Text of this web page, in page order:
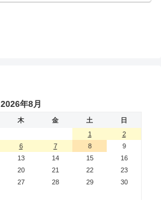
2026年8月
木 金 土
日
1
2
6 7 8
9
13 14 15
16
20 21 22
23
27 28 29
30